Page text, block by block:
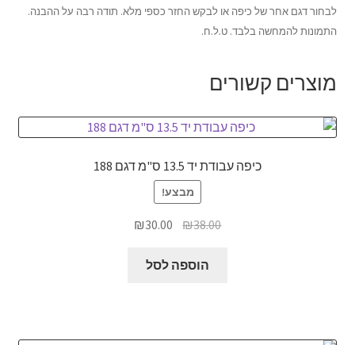
לבחור דגם אחר של כיפה או לבקש החזר כספי מלא. תודה רבה על ההבנה.
התמונות להמחשה בלבד. ט.ל.ח.
מוצרים קשורים
כיפה עבודת יד 13.5 ס"מ דגם 188
מבצע!
₪38.00
המחיר
היה:
₪30.00
הוספה לסל